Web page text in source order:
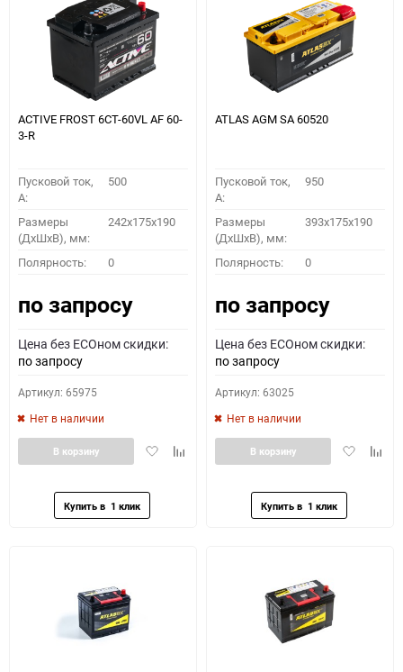
ПОДОБРАТЬ
Как определить полярность?
0 - обратная 1 - прямая 3 - обратная 4 - прямая
60
ACTIVE FROST 6СТ-60VL АF 60-
3-R
Пусковой ток,
A:
500
Размеры
(ДхШхВ), мм:
242x175x190
Полярность: 0
по запросу
Цена без ECOном скидки:
по запросу
Артикул: 65975
Нет в наличии
ДобавитьДобавить
В корзину
ATLAS AGM SA 60520
Пусковой ток,
A:
950
Размеры
(ДхШхВ), мм:
393x175x190
Полярность: 0
по запросу
Цена без ECOном скидки:
по запросу
Артикул: 63025
Нет в наличии
Добавить
В корзину